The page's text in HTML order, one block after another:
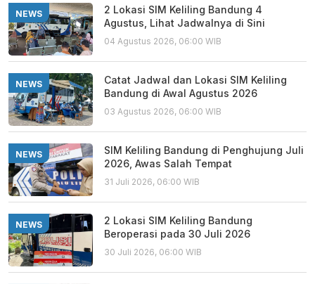
NEWS
2 Lokasi SIM Keliling Bandung 4
Agustus, Lihat Jadwalnya di Sini
04 Agustus 2026, 06:00 WIB
NEWS
Catat Jadwal dan Lokasi SIM Keliling
Bandung di Awal Agustus 2026
03 Agustus 2026, 06:00 WIB
NEWS
SIM Keliling Bandung di Penghujung Juli
2026, Awas Salah Tempat
31 Juli 2026, 06:00 WIB
NEWS
2 Lokasi SIM Keliling Bandung
Beroperasi pada 30 Juli 2026
30 Juli 2026, 06:00 WIB